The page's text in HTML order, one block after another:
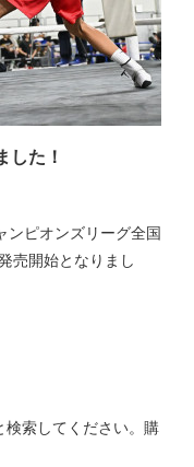
した！
ンピオンズリーグ全国
売開始となりまし
索してください。購